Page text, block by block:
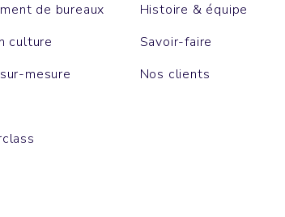
de bureaux
culture
mesure
Histoire & équipe
Savoir-faire
Nos clients